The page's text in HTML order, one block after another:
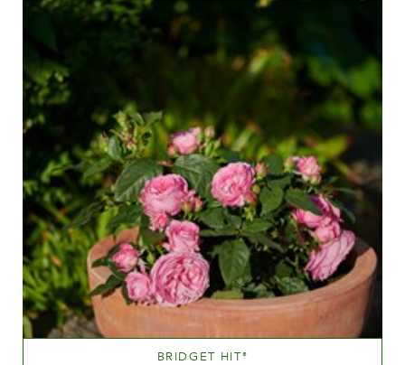
20 - 40 cm
BRIDGET HIT®